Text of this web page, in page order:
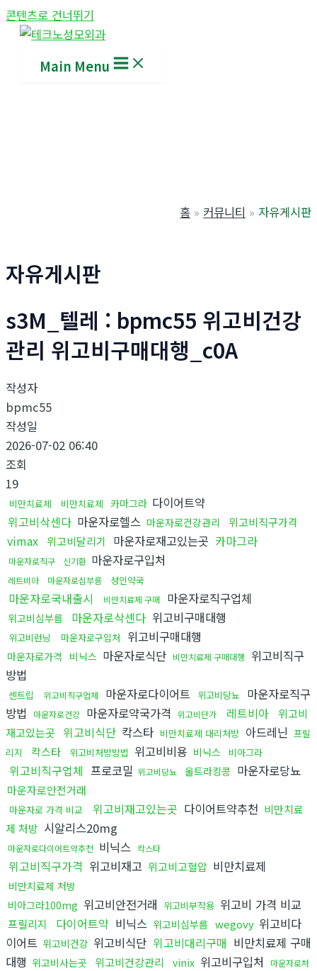
콘텐츠로 건너뛰기
Main Menu
홈 커뮤니티 자유게시판
자유게시판
s3M_텔레 : bpmc55 위고비건강
관리 위고비구매대행_c0A
작성자
bpmc55
작성일
2026-07-02 06:40
조회
19
비만치료제 비만치료제 카마그라 다이어트약
위고비삭센다 마운자로헬스 마운자로건강관리 위고비직구가격
vimax 위고비달리기 마운자로재고있는곳 카마그라
마운자로직구 신기환 마운자로구입처
레트비아 마운자로심부름 성인약국
마운자로국내출시 비만치료제 구매 마운자로직구업체
위고비심부름 마운자로삭센다 위고비구매대행
위고비런닝 마운자로구입처 위고비구매대행
마운자로가격 비닉스 마운자로식단 비만치료제 구매대행
위고비직구
방법
센트립 위고비직구업체 마운자로다이어트 위고비당뇨
마운자로직구
방법
마운자로건강 마운자로약국가격 위고비단가 레트비아
위고비
재고있는곳
위고비식단 칵스타 비만치료제 대리처방 아드레닌 프릴
리지
칵스타 위고비처방방법 위고비비용 비닉스 비아그라
위고비직구업체 프로코밀 위고비당뇨 울트라킹콩 마운자로당뇨
마운자로안전거래
마운자로 가격 비교 위고비재고있는곳 다이어트약추천 비만치료
제 처방 시알리스20mg
마운자로다이어트약추천 비닉스 칵스타
위고비직구가격 위고비재고 위고비고혈압 비만치료제
비만치료제 처방
비아그라100mg 위고비안전거래 위고비부작용 위고비 가격 비교
프릴리지 다이어트약 비닉스 위고비심부름 wegovy 위고비다
이어트 위고비건강 위고비식단 위고비대리구매 비만치료제 구매
대행 위고비사는곳 위고비건강관리 vinix 위고비구입처
마운자로처